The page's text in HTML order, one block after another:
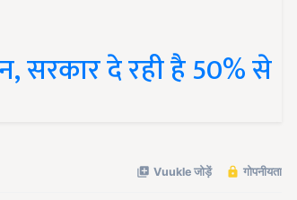
सरकार दे रही है 50% से